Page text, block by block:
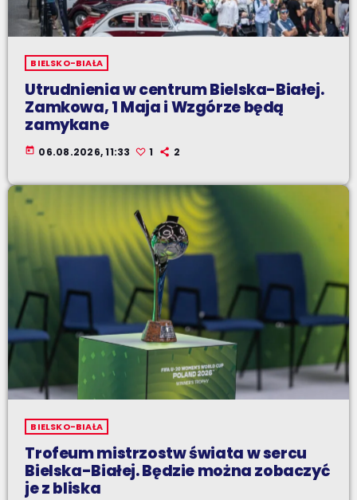
BIELSKO-BIAŁA
Utrudnienia w centrum Bielska-Białej.
Zamkowa, 1 Maja i Wzgórze będą
zamykane
today 06.08.2026, 11:33 1 2
BIELSKO-BIAŁA
Trofeum mistrzostw świata w sercu
Bielska-Białej. Będzie można zobaczyć
je z bliska